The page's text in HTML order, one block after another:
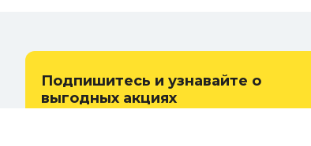
Подпишитесь и узнавайте о
выгодных акциях